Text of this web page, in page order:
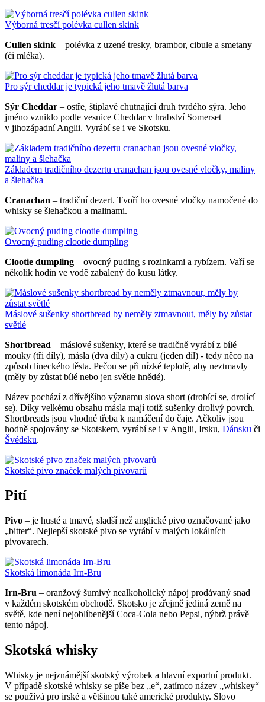
Výborná tresčí polévka cullen skink
Cullen skink – polévka z uzené tresky, brambor, cibule a smetany
(či mléka).
Pro sýr cheddar je typická jeho tmavě žlutá barva
Sýr Cheddar – ostře, štiplavě chutnající druh tvrdého sýra. Jeho
jméno vzniklo podle vesnice Cheddar v hrabství Somerset
v jihozápadní Anglii. Vyrábí se i ve Skotsku.
Základem tradičního dezertu cranachan jsou ovesné vločky, maliny
a šlehačka
Cranachan – tradiční dezert. Tvoří ho ovesné vločky namočené do
whisky se šlehačkou a malinami.
Ovocný puding clootie dumpling
Clootie dumpling – ovocný puding s rozinkami a rybízem. Vaří se
několik hodin ve vodě zabalený do kusu látky.
Máslové sušenky shortbread by neměly ztmavnout, měly by zůstat
světlé
Shortbread – máslové sušenky, které se tradičně vyrábí z bílé
mouky (tři díly), másla (dva díly) a cukru (jeden díl) - tedy něco na
způsob lineckého těsta. Pečou se při nízké teplotě, aby neztmavly
(měly by zůstat bílé nebo jen světle hnědé).
Název pochází z dřívějšího významu slova short (drobící se, drolící
se). Díky velkému obsahu másla mají totiž sušenky drolivý povrch.
Shortbreads jsou vhodné třeba k namáčení do čaje. Ačkoliv jsou
hodně spojovány se Skotskem, vyrábí se i v Anglii, Irsku, Dánsku či
Švédsku.
Skotské pivo značek malých pivovarů
Pití
Pivo – je husté a tmavé, sladší než anglické pivo označované jako
„bitter“. Nejlepší skotské pivo se vyrábí v malých lokálních
pivovarech.
Skotská limonáda Irn-Bru
Irn-Bru – oranžový šumivý nealkoholický nápoj prodávaný snad
v každém skotském obchodě. Skotsko je zřejmě jediná země na
světě, kde není nejoblíbenější Coca-Cola nebo Pepsi, nýbrž právě
tento nápoj.
Skotská whisky
Whisky je nejznámější skotský výrobek a hlavní exportní produkt.
V případě skotské whisky se píše bez „e“, zatímco název „whiskey“
se používá pro irské a většinou také americké produkty. Slovo